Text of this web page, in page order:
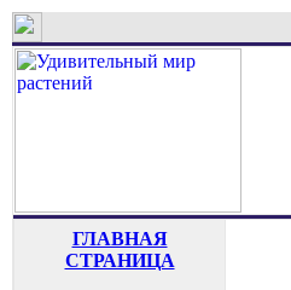
ГЛАВНАЯ
СТРАНИЦА